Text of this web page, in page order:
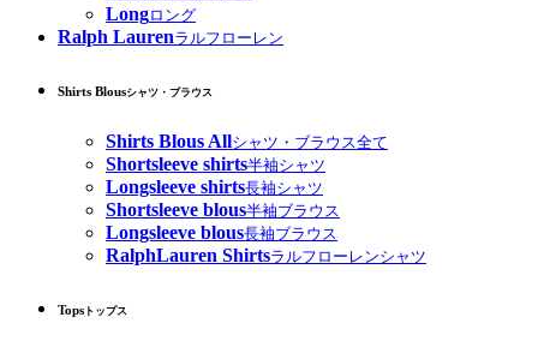
Longロング
Ralph Laurenラルフローレン
Shirts Blousシャツ・ブラウス
Shirts Blous Allシャツ・ブラウス全て
Shortsleeve shirts半袖シャツ
Longsleeve shirts長袖シャツ
Shortsleeve blous半袖ブラウス
Longsleeve blous長袖ブラウス
RalphLauren Shirtsラルフローレンシャツ
Tops トップス